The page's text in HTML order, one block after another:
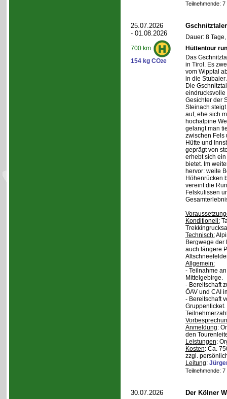
Teilnehmende:
25.07.2026
- 01.08.2026
700 km
154 kg CO2e
Dauer: 8
Hüttentour
Das
in Tirol. Es
vom Wipptal
in die Stubaier
Die
Gesichter der
Steinach
auf, ehe sich
hochalpine
gelangt man
zwischen Fels
Hütte und
geprägt von
erhebt sich
bietet. Im
hervor: weite
Höhenrücken
vereint die
Felskulissen
Konditionell:
Technisch:
Bergwege
auch längere
Allgemein:
- Teilnahme
Mittelgebirge.
- Bereitschaft
ÖAV und CAI
- Bereitschaft
Gruppenticket.
Anmeldung:
den
Leistungen:
Kosten: Ca.
zzgl.
Leitung:
Teilnehmende:
30.07.2026 Der Kölner